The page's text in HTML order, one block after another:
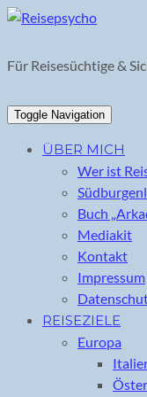
Skip
content
Für Reisesüchtige &
Toggle Navigation
ÜBER MICH
Wer ist
Buch
Mediakit
Kontakt
Impressum
REISEZIELE
Europa